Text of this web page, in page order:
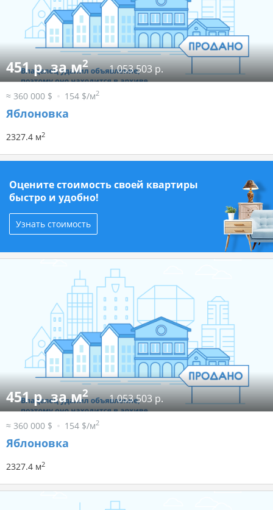
451 р. за м2 1 053 503 р.
≈ 360 000 $ 154 $/м2
Яблоновка
2327.4 м2
Оцените стоимость своей квартиры
быстро и удобно!
Узнать стоимость
451 р. за м2 1 053 503 р.
≈ 360 000 $ 154 $/м2
Яблоновка
2327.4 м2